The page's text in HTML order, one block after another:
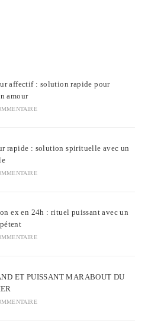
affectif : solution rapide pour
amour
rapide : solution spirituelle avec un
ex en 24h : rituel puissant avec un
ET PUISSANT MARABOUT DU